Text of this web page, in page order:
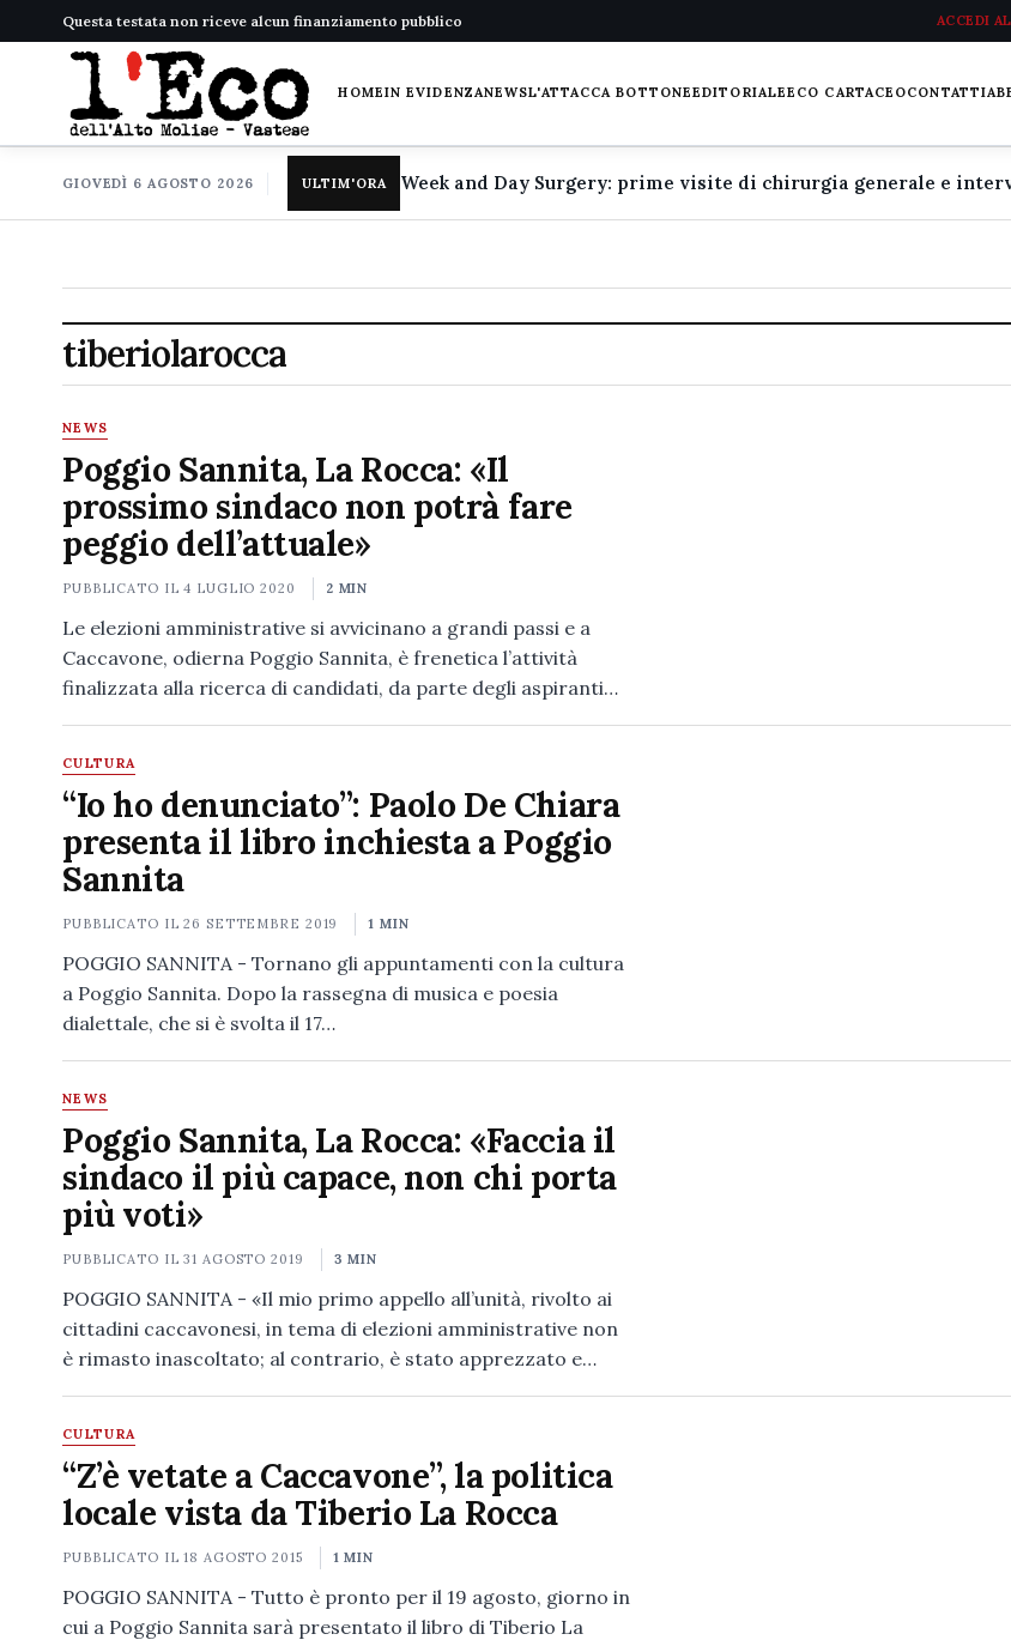
Questa testata non riceve alcun finanziamento pubblico ACCEDI
HOMEIN EVIDENZANEWSL'ATTACCA BOTTONEEDITORIALEECO CARTACEOCONTATTI
GIOVEDÌ 6 AGOSTO 2026 ULTIM'ORA
tiberiolarocca
NEWS
Poggio Sannita, La Rocca: «Il
prossimo sindaco non potrà fare
peggio dell’attuale»
PUBBLICATO IL4 LUGLIO 2020 2 MIN
Le elezioni amministrative si avvicinano a grandi passi e a
Caccavone, odierna Poggio Sannita, è frenetica l’attività
finalizzata alla ricerca di candidati, da parte degli aspiranti…
CULTURA
“Io ho denunciato”: Paolo De Chiara
presenta il libro inchiesta a Poggio
Sannita
PUBBLICATO IL26 SETTEMBRE 2019 1 MIN
POGGIO SANNITA - Tornano gli appuntamenti con la cultura
a Poggio Sannita. Dopo la rassegna di musica e poesia
dialettale, che si è svolta il 17…
NEWS
Poggio Sannita, La Rocca: «Faccia il
sindaco il più capace, non chi porta
più voti»
PUBBLICATO IL31 AGOSTO 2019 3 MIN
POGGIO SANNITA - «Il mio primo appello all’unità, rivolto ai
cittadini caccavonesi, in tema di elezioni amministrative non
è rimasto inascoltato; al contrario, è stato apprezzato e…
CULTURA
“Z’è vetate a Caccavone”, la politica
locale vista da Tiberio La Rocca
PUBBLICATO IL18 AGOSTO 2015 1 MIN
POGGIO SANNITA - Tutto è pronto per il 19 agosto, giorno in
cui a Poggio Sannita sarà presentato il libro di Tiberio La